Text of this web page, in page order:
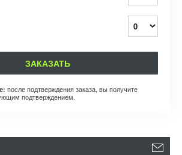
ЗАКАЗАТЬ
после подтверждения заказа, вы получите
подтверждением.